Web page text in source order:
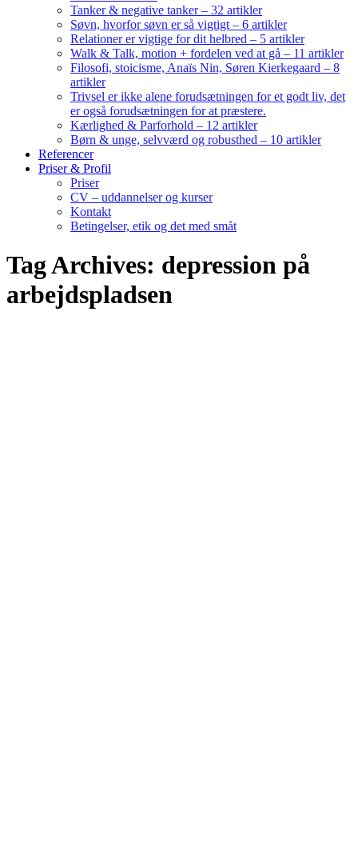
Tanker & negative tanker – 32 artikler
Søvn, hvorfor søvn er så vigtigt – 6 artikler
Relationer er vigtige for dit helbred – 5 artikler
Walk & Talk, motion + fordelen ved at gå – 11 artikler
Filosofi, stoicisme, Anaïs Nin, Søren Kierkegaard – 8
artikler
Trivsel er ikke alene forudsætningen for et godt liv, det
er også forudsætningen for at præstere.
Kærlighed & Parforhold – 12 artikler
Børn & unge, selvværd og robusthed – 10 artikler
Referencer
Priser & Profil
Priser
CV – uddannelser og kurser
Kontakt
Betingelser, etik og det med småt
Tag Archives: depression på
arbejdspladsen